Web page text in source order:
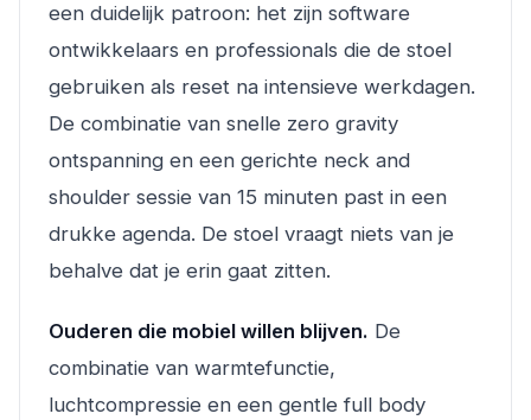
een duidelijk patroon: het zijn software
ontwikkelaars en professionals die de stoel
gebruiken als reset na intensieve werkdagen.
De combinatie van snelle zero gravity
ontspanning en een gerichte neck and
shoulder sessie van 15 minuten past in een
drukke agenda. De stoel vraagt niets van je
behalve dat je erin gaat zitten.
Ouderen die mobiel willen blijven. De
combinatie van warmtefunctie,
luchtcompressie en een gentle full body